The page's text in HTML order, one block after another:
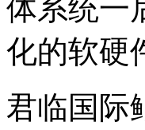
体系统一
化的软硬
君临国际